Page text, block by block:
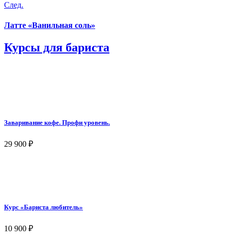
След.
Латте «Ванильная соль»
Курсы для бариста
Заваривание кофе. Профи уровень.
29 900 ₽
Курс «Бариста любитель»
10 900 ₽